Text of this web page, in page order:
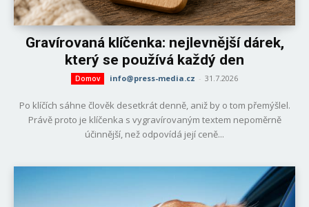
Gravírovaná klíčenka: nejlevnější dárek,
který se používá každý den
Domov info@press-media.cz - 31.7.2026
Po klíčích sáhne člověk desetkrát denně, aniž by o tom přemýšlel.
Právě proto je klíčenka s vygravírovaným textem nepoměrně
účinnější, než odpovídá její ceně...